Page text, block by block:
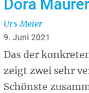
Dóra
Urs Meier
9. Juni 2021
Das der
zeigt zwei sehr
Schönste